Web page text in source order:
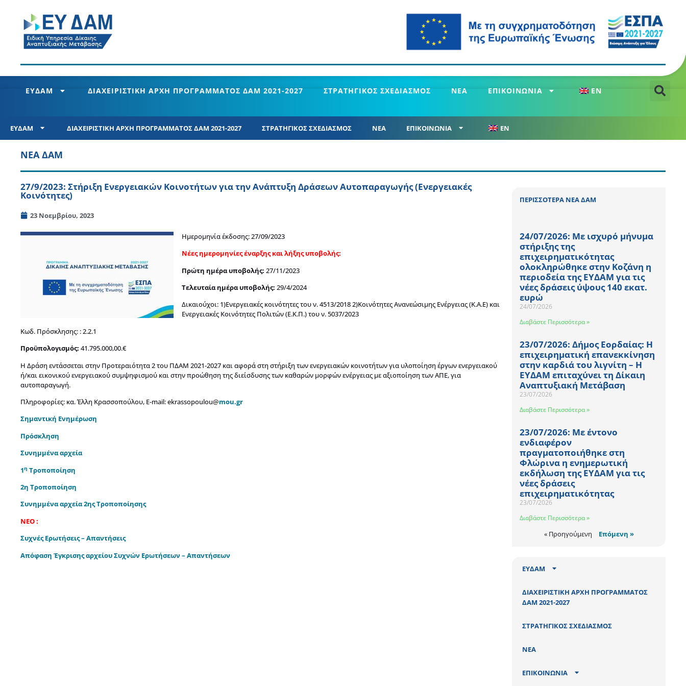
ΕΥΔΑΜ ΔΙΑΧΕΙΡΙΣΤΙΚΗ ΑΡΧΗ ΠΡΟΓΡΑΜΜΑΤΟΣ ΔΑΜ 2021-2027 ΣΤΡΑΤΗΓΙΚΟΣ ΣΧΕΔΙΑΣΜΟΣ ΝΕΑ ΕΠΙΚΟΙΝΩΝΙΑ EN
ΕΥΔΑΜ ΔΙΑΧΕΙΡΙΣΤΙΚΗ ΑΡΧΗ ΠΡΟΓΡΑΜΜΑΤΟΣ ΔΑΜ 2021-2027 ΣΤΡΑΤΗΓΙΚΟΣ ΣΧΕΔΙΑΣΜΟΣ ΝΕΑ ΕΠΙΚΟΙΝΩΝΙΑ EN
ΝΕΑ ΔΑΜ
27/9/2023: Στήριξη Ενεργειακών Κοινοτήτων για την Ανάπτυξη Δράσεων Αυτοπαραγωγής (Ενεργειακές
Κοινότητες)
23 Νοεμβρίου, 2023
Ημερομηνία έκδοσης: 27/09/2023
Νέες ημερομηνίες έναρξης και λήξης υποβολής:
Πρώτη ημέρα υποβολής: 27/11/2023
Τελευταία ημέρα υποβολής: 29/4/2024
Δικαιούχοι: 1)Ενεργειακές κοινότητες του ν. 4513/2018 2)Κοινότητες Ανανεώσιμης Ενέργειας (Κ.Α.Ε) και
Ενεργειακές Κοινότητες Πολιτών (Ε.Κ.Π.) του ν. 5037/2023
Κωδ. Πρόσκλησης: : 2.2.1
Προϋπολογισμός: 41.795.000,00.€
Η Δράση εντάσσεται στην Προτεραιότητα 2 του ΠΔΑΜ 2021-2027 και αφορά στη στήριξη των ενεργειακών κοινοτήτων για υλοποίηση έργων ενεργειακού
ή/και εικονικού ενεργειακού συμψηφισμού και στην προώθηση της διείσδυσης των καθαρών μορφών ενέργειας με αξιοποίηση των ΑΠΕ, για
αυτοπαραγωγή.
Πληροφορίες: κα. Έλλη Κρασσοπούλου, Ε-mail: ekrassopoulou@mou.gr
Σημαντική Ενημέρωση
Πρόσκληση
Συνημμένα αρχεία
1η Τροποποίηση
2η Τροποποίηση
Συνημμένα αρχεία 2ης Τροποποίησης
NEO :
Συχνές Ερωτήσεις – Απαντήσεις
Απόφαση Έγκρισης αρχείου Συχνών Ερωτήσεων – Απαντήσεων
ΠΕΡΙΣΣΟΤΕΡΑ ΝΕΑ ΔΑΜ
24/07/2026: Με ισχυρό μήνυμα
στήριξης της
επιχειρηματικότητας
ολοκληρώθηκε στην Κοζάνη η
περιοδεία της ΕΥΔΑΜ για τις
νέες δράσεις ύψους 140 εκατ.
ευρώ
24/07/2026
Διαβάστε Περισσότερα »
23/07/2026: Δήμος Εορδαίας: Η
επιχειρηματική επανεκκίνηση
στην καρδιά του λιγνίτη – Η
ΕΥΔΑΜ επιταχύνει τη Δίκαιη
Αναπτυξιακή Μετάβαση
23/07/2026
Διαβάστε Περισσότερα »
23/07/2026: Με έντονο
ενδιαφέρον
πραγματοποιήθηκε στη
Φλώρινα η ενημερωτική
εκδήλωση της ΕΥΔΑΜ για τις
νέες δράσεις
επιχειρηματικότητας
23/07/2026
Διαβάστε Περισσότερα »
« Προηγούμενη Επόμενη »
ΕΥΔΑΜ
ΔΙΑΧΕΙΡΙΣΤΙΚΗ ΑΡΧΗ ΠΡΟΓΡΑΜΜΑΤΟΣ
ΔΑΜ 2021-2027
ΣΤΡΑΤΗΓΙΚΟΣ ΣΧΕΔΙΑΣΜΟΣ
ΝΕΑ
ΕΠΙΚΟΙΝΩΝΙΑ